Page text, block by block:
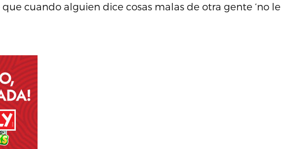
que cuando alguien dice cosas malas de otra gente ‘no le